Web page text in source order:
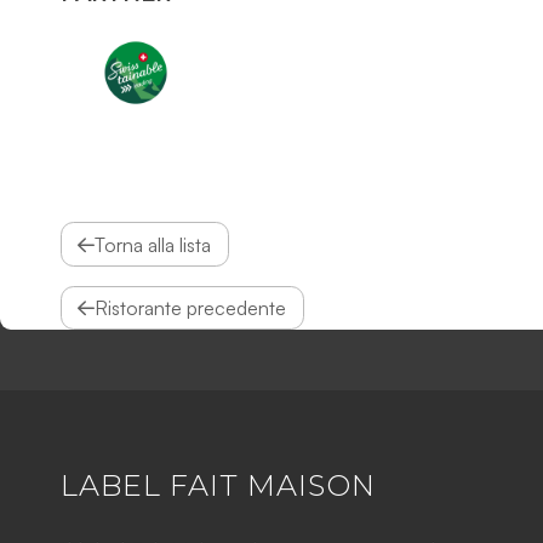
Torna alla lista
Ristorante precedente
LABEL FAIT MAISON